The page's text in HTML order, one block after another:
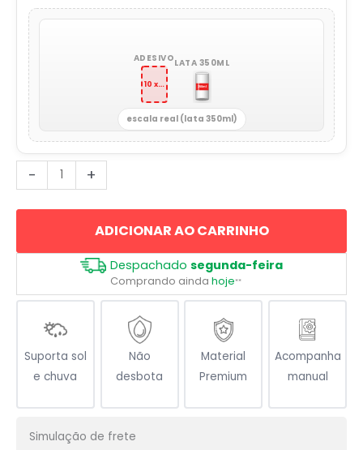
ADESIVO
10 x 14 cm
LATA 350ML
escala real (lata 350ml)
-
Red
Heeler
Australiano
+
ADICIONAR AO CARRINHO
Despachado segunda-feira
Comprando ainda hoje**
Suporta sol
e chuva
Não
desbota
Material
Premium
Acompanha
manual
Simulação de frete